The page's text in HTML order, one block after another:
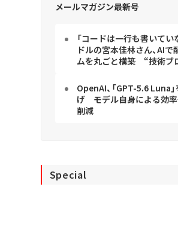
メールマガジン最新号
「コードは一行も書いて
ドルの宮本佳林さん、AIで
ムを丸ごと構築 “技術ブ
OpenAI、「GPT-5.6 Luna
げ モデル自身による効
削減
Special